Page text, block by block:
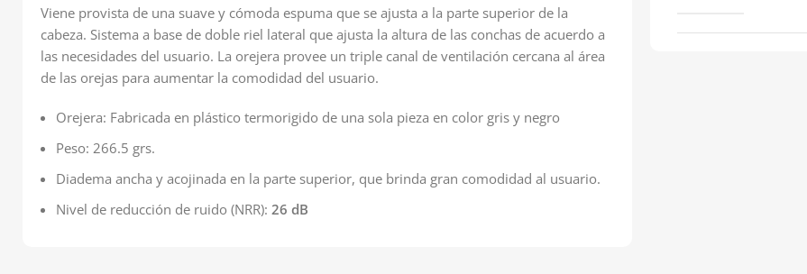
Viene provista de una suave y cómoda espuma que se ajusta a la parte superior de la
cabeza. Sistema a base de doble riel lateral que ajusta la altura de las conchas de acuerdo a
las necesidades del usuario. La orejera provee un triple canal de ventilación cercana al área
de las orejas para aumentar la comodidad del usuario.
Orejera: Fabricada en plástico termorigido de una sola pieza en color gris y negro
Peso: 266.5 grs.
Diadema ancha y acojinada en la parte superior, que brinda gran comodidad al usuario.
Nivel de reducción de ruido (NRR): 26 dB